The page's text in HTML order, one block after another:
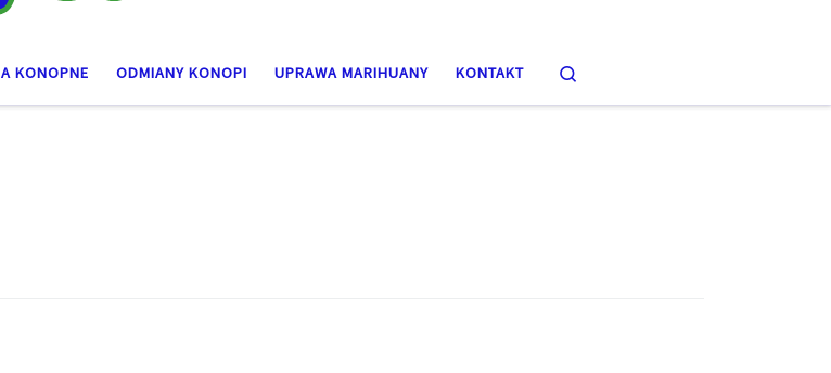
KONOPNE ODMIANY KONOPI UPRAWA MARIHUANY KONTAKT